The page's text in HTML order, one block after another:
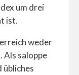
um drei
ist.
weder
Als saloppe
übliches